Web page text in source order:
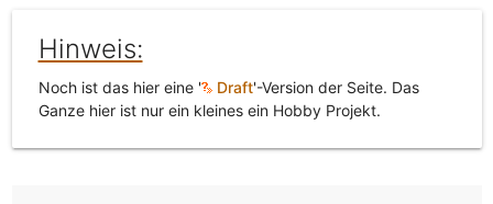
Hinweis:
Noch ist das hier eine ' Draft'-Version der Seite. Das
Ganze hier ist nur ein kleines ein Hobby Projekt.